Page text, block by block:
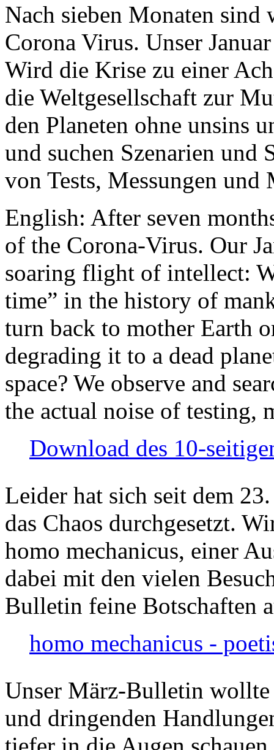
Nach sieben Monaten
Corona Virus. Unser
Wird die Krise zu einer
die Weltgesellschaft zur
den Planeten ohne unsins
und suchen Szenarien und
von Tests, Messungen und
English: After seven
of the Corona-Virus. Our
soaring flight of intellect:
time” in the history of
turn back to mother Earth
degrading it to a dead
space? We observe and
the actual noise of testing,
Download des 10-
Leider hat sich seit dem
das Chaos durchgesetzt.
homo mechanicus, einer
dabei mit den vielen
Bulletin feine Botschaften
homo mechanicus -
Unser März-Bulletin
und dringenden